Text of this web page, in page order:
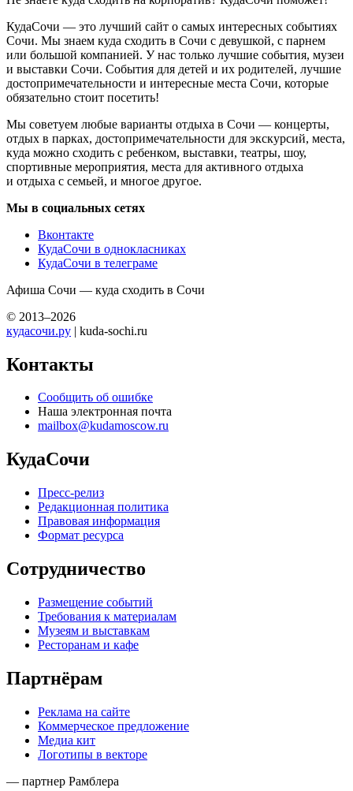
КудаСочи — это лучший сайт о самых интересных событиях
Сочи. Мы знаем куда сходить в Сочи с девушкой, с парнем
или большой компанией. У нас только лучшие события, музеи
и выставки Сочи. События для детей и их родителей, лучшие
достопримечательности и интересные места Сочи, которые
обязательно стоит посетить!
Мы советуем любые варианты отдыха в Сочи — концерты,
отдых в парках, достопримечательности для экскурсий, места,
куда можно сходить с ребенком, выставки, театры, шоу,
спортивные мероприятия, места для активного отдыха
и отдыха с семьей, и многое другое.
Мы в социальных сетях
Вконтакте
КудаСочи в однокласниках
КудаСочи в телеграме
Афиша Сочи — куда сходить в Сочи
© 2013–2026
кудасочи.ру | kuda-sochi.ru
Контакты
Сообщить об ошибке
Наша электронная почта
mailbox@kudamoscow.ru
КудаСочи
Пресс-релиз
Редакционная политика
Правовая информация
Формат ресурса
Сотрудничество
Размещение событий
Требования к материалам
Музеям и выставкам
Ресторанам и кафе
Партнёрам
Реклама на сайте
Коммерческое предложение
Медиа кит
Логотипы в векторе
— партнер Рамблера